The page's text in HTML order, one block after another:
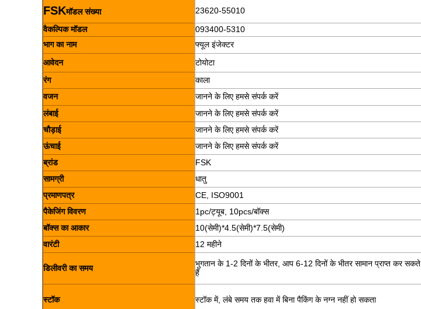
FSKमॉडल संख्या
23620-55010
वैकल्पिक मॉडल
093400-5310
भाग का नाम
फ्यूल इंजेक्टर
आवेदन
टोयोटा
रंग
काला
वजन
जानने के लिए हमसे संपर्क करें
लंबाई
जानने के लिए हमसे संपर्क करें
चौड़ाई
जानने के लिए हमसे संपर्क करें
ऊंचाई
जानने के लिए हमसे संपर्क करें
ब्रांड
FSK
सामग्री
धातु
प्रमाणपत्र
CE, ISO9001
पैकेजिंग विवरण
1pc/ट्यूब, 10pcs/बॉक्स
बॉक्स का आकार
10(सेमी)*4.5(सेमी)*7.5(सेमी)
वारंटी
12 महीने
डिलीवरी का समय
भुगतान के 1-2 दिनों के भीतर, आप 6-12 दिनों के भीतर सामान प्राप्त कर सकते
हैं
स्टॉक स्टॉक में, लंबे समय तक हवा में बिना पैकिंग के नग्न नहीं हो सकता